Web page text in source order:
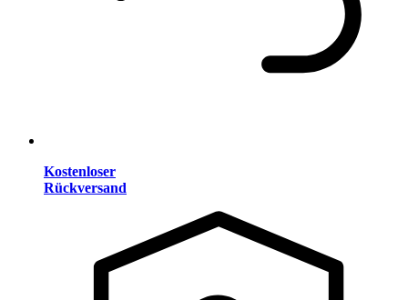
Kostenloser
Rückversand